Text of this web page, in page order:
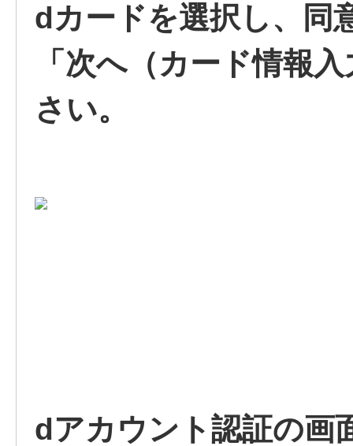
dカードを選択し、同
「次へ（カード情報
さい。
dアカウント認証の画